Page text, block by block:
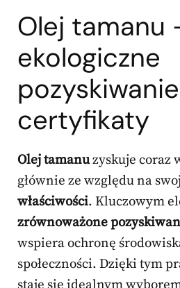
Olej tamanu
ekologiczne
certyfikaty
Olej tamanuzyskuje coraz
głównie ze względu na
właściwości. Kluczowym
zrównoważone
wspiera ochronę
społeczności. Dzięki tym